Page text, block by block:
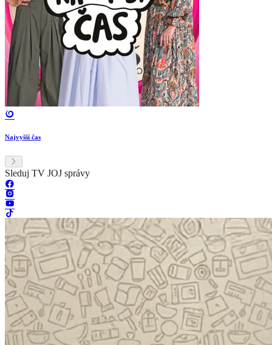
Najvyšší čas
Sleduj TV JOJ správy